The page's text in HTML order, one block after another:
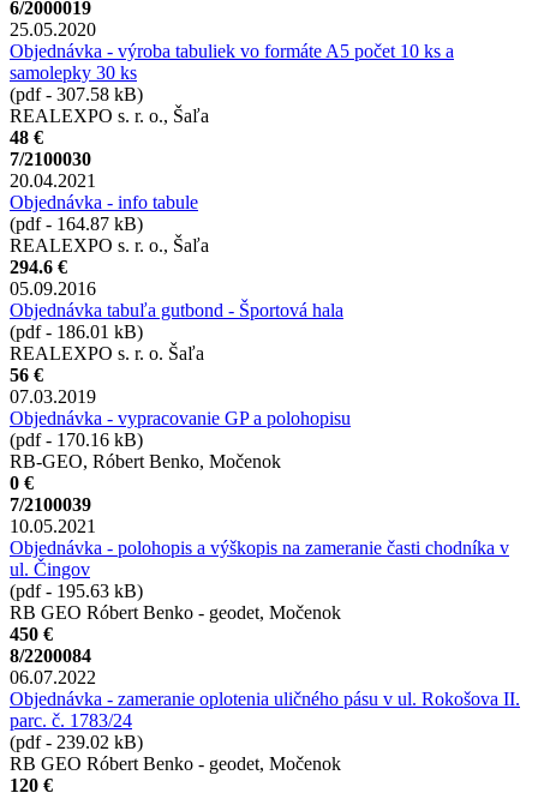
6/2000019
25.05.2020
Objednávka - výroba tabuliek vo formáte A5 počet 10 ks a
samolepky 30 ks
(pdf - 307.58 kB)
REALEXPO s. r. o., Šaľa
48 €
7/2100030
20.04.2021
Objednávka - info tabule
(pdf - 164.87 kB)
REALEXPO s. r. o., Šaľa
294.6 €
05.09.2016
Objednávka tabuľa gutbond - Športová hala
(pdf - 186.01 kB)
REALEXPO s. r. o. Šaľa
56 €
07.03.2019
Objednávka - vypracovanie GP a polohopisu
(pdf - 170.16 kB)
RB-GEO, Róbert Benko, Močenok
0 €
7/2100039
10.05.2021
Objednávka - polohopis a výškopis na zameranie časti chodníka v
ul. Čingov
(pdf - 195.63 kB)
RB GEO Róbert Benko - geodet, Močenok
450 €
8/2200084
06.07.2022
Objednávka - zameranie oplotenia uličného pásu v ul. Rokošova II.
parc. č. 1783/24
(pdf - 239.02 kB)
RB GEO Róbert Benko - geodet, Močenok
120 €